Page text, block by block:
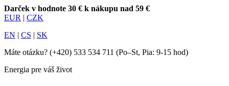
Darček v hodnote 30 € k nákupu nad 59 €
EUR | CZK
EN | CS | SK
Máte otázku? (+420) 533 534 711 (Po–St, Pia: 9-15 hod)
Energia pre váš život